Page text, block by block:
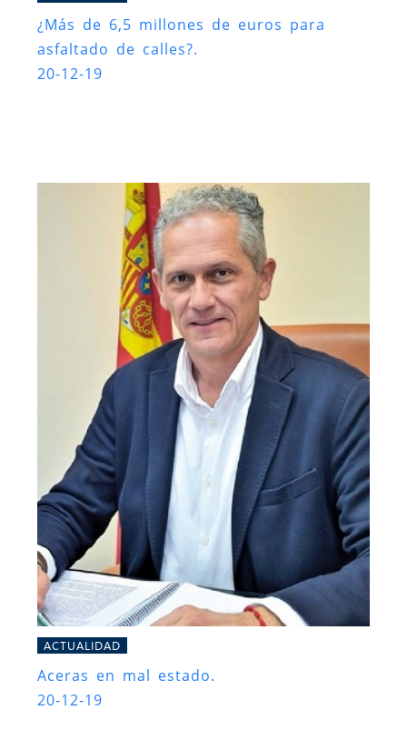
¿Más de 6,5 millones de euros para
asfaltado de calles?.
20-12-19
ACTUALIDAD
Aceras en mal estado.
20-12-19